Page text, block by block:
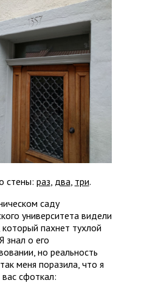
стены: раз два три.
саду
университета видели
который пахнет тухлой
знал о его
но реальность
меня поразила, что я
вас сфоткал: